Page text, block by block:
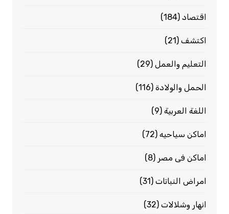
اقتصاد(184)
اكتشف(21)
التعليم والعمل(29)
الحمل والولادة(116)
اللغة العربية(9)
اماكن سياحيه(72)
اماكن فى مصر (8)
امراض النباتات(31)
انهار وشلالات(32)